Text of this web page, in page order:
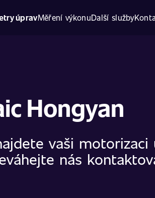
úpravMěření výkonuDalší služby
Hongyan
vaši motorizaci
nás